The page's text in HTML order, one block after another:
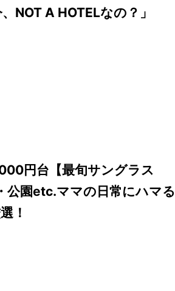
NOT A HOTELなの？」
円台【最旬サングラス
公園etc.ママの日常にハマる
！